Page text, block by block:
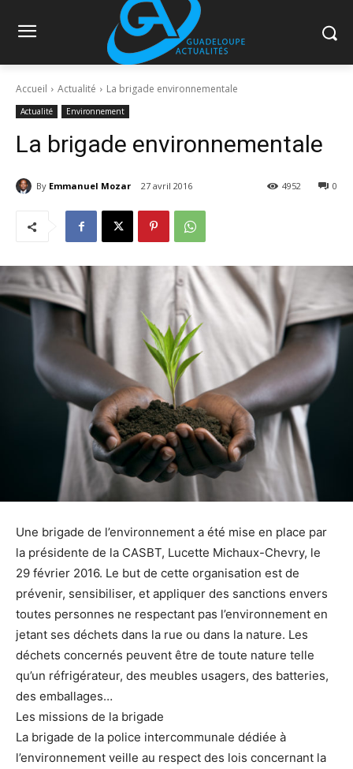
Accueil Actualité La brigade environnementale
Actualité Environnement
La brigade environnementale
By Emmanuel Mozar 27 avril 2016 0
4952
Une brigade de l’environnement a été mise en place par
la présidente de la CASBT, Lucette Michaux-Chevry, le
29 février 2016. Le but de cette organisation est de
prévenir, sensibiliser, et appliquer des sanctions envers
toutes personnes ne respectant pas l’environnement en
jetant ses déchets dans la rue ou dans la nature. Les
déchets concernés peuvent être de toute nature telle
qu’un réfrigérateur, des meubles usagers, des batteries,
des emballages…
Les missions de la brigade
La brigade de la police intercommunale dédiée à
l’environnement veille au respect des lois concernant la